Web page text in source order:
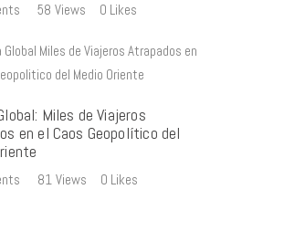
58 Views 0 Likes
Miles de Viajeros
en el Caos Geopolítico del
81 Views 0 Likes